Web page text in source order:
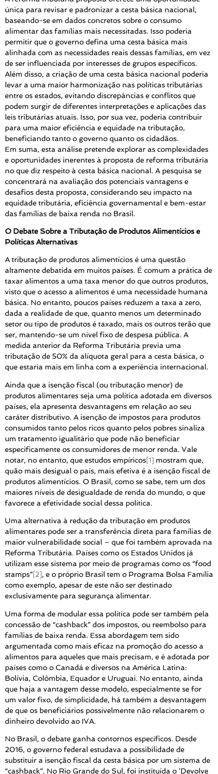
única para revisar e padronizar a cesta básica nacional,
baseando-se em dados concretos sobre o consumo
alimentar das famílias mais necessitadas. Isso poderia
permitir que o governo defina uma cesta básica mais
alinhada com as necessidades reais dessas famílias, em vez
de ser influenciada por interesses de grupos específicos.
Além disso, a criação de uma cesta básica nacional poderia
levar a uma maior harmonização nas políticas tributárias
entre os estados, evitando discrepâncias e conflitos que
podem surgir de diferentes interpretações e aplicações das
leis tributárias atuais. Isso, por sua vez, poderia contribuir
para uma maior eficiência e equidade na tributação,
beneficiando tanto o governo quanto os cidadãos.
Em suma, esta análise pretende explorar as complexidades
e oportunidades inerentes à proposta de reforma tributária
no que diz respeito à cesta básica nacional. A pesquisa se
concentrará na avaliação dos potenciais vantagens e
desafios desta proposta, considerando seu impacto na
equidade tributária, eficiência governamental e bem-estar
das famílias de baixa renda no Brasil.
O Debate Sobre a Tributação de Produtos Alimentícios e
Políticas Alternativas
A tributação de produtos alimentícios é uma questão
altamente debatida em muitos países. É comum a prática de
taxar alimentos a uma taxa menor do que outros produtos,
visto que o acesso a alimentos é uma necessidade humana
básica. No entanto, poucos países reduzem a taxa a zero,
dada a realidade de que, quanto menos um determinado
setor ou tipo de produtos é taxado, mais os outros terão que
ser, mantendo-se um nível fixo de despesa pública. A
medida anterior da Reforma Tributária previa uma
tributação de 50% da alíquota geral para a cesta básica, o
que estaria mais em linha com a experiência internacional.
Ainda que a isenção fiscal (ou tributação menor) de
produtos alimentares seja uma política adotada em diversos
países, ela apresenta desvantagens em relação ao seu
caráter distributivo. A isenção de impostos para produtos
consumidos tanto pelos ricos quanto pelos pobres sinaliza
um tratamento igualitário que pode não beneficiar
especificamente os consumidores de menor renda. Vale
notar, no entanto, que estudos empíricos[1] mostram que,
quão mais desigual o país, mais efetiva é a isenção fiscal de
produtos alimentícios. O Brasil, como se sabe, tem um dos
maiores níveis de desigualdade de renda do mundo, o que
favorece a efetividade social dessa política.
Uma alternativa à redução da tributação em produtos
alimentares pode ser a transferência direta para famílias de
maior vulnerabilidade social – que foi também aprovada na
Reforma Tributária. Países como os Estados Unidos já
utilizam esse sistema por meio de programas como os “food
stamps”[2], e o próprio Brasil tem o Programa Bolsa Família
como exemplo, apesar de este não ser destinado
exclusivamente para segurança alimentar.
Uma forma de modular essa política pode ser também pela
concessão de “cashback” dos impostos, ou reembolso para
famílias de baixa renda. Essa abordagem tem sido
argumentada como mais eficaz na promoção do acesso a
alimentos para aqueles que mais precisam, e é adotada por
países como o Canadá e diversos na América Latina:
Bolívia, Colômbia, Equador e Uruguai. No entanto, ainda
que haja a vantagem desse modelo, especialmente se for
um valor fixo, de simplicidade, há também a desvantagem
de que os beneficiários possivelmente não relacionarem o
dinheiro devolvido ao IVA.
No Brasil, o debate ganha contornos específicos. Desde
2016, o governo federal estudava a possibilidade de
substituir a isenção fiscal da cesta básica por um sistema de
“cashback”. No Rio Grande do Sul, foi instituída o ‘Devolve